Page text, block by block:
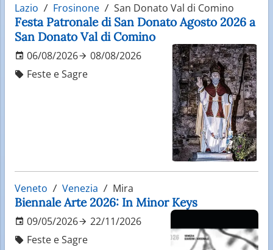
Lazio Frosinone San Donato Val di Comino
Festa Patronale di San Donato Agosto 2026 a
San Donato Val di Comino
06/08/2026
08/08/2026
Feste e Sagre
Veneto Venezia Mira
Biennale Arte 2026: In Minor Keys
09/05/2026
22/11/2026
Feste e Sagre